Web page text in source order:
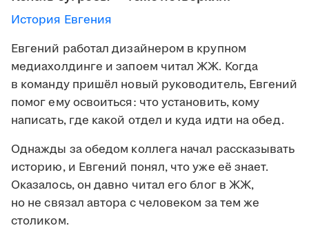
История Евгения
Евгений работал дизайнером в крупном
медиахолдинге и запоем читал ЖЖ. Когда
в команду пришёл новый руководитель, Евгений
помог ему освоиться: что установить, кому
написать, где какой отдел и куда идти на обед.
Однажды за обедом коллега начал рассказывать
историю, и Евгений понял, что уже её знает.
Оказалось, он давно читал его блог в ЖЖ,
но не связал автора с человеком за тем же
столиком.